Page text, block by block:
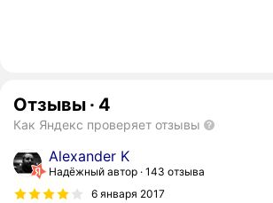
Отзывы · 4
Как Яндекс проверяет отзывы
Alexander K
Надёжный автор 143 отзыва
6 января 2017